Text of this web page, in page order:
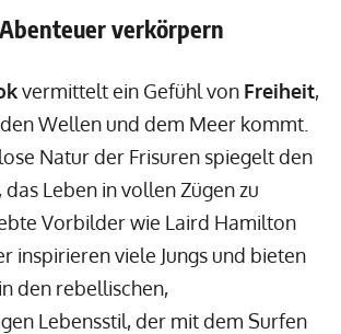
verkörpern
vermittelt ein Gefühl von Freiheit,
Wellen und dem Meer kommt.
Natur der Frisuren spiegelt den
Leben in vollen Zügen zu
Vorbilder wie Laird Hamilton
inspirieren viele Jungs und bieten
den rebellischen,
Lebensstil, der mit dem Surfen